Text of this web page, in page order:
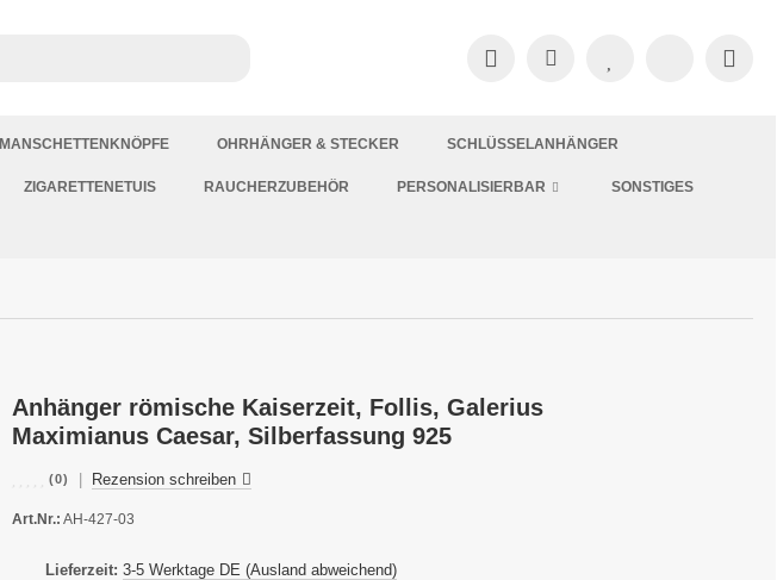
MANSCHETTENKNÖPFE OHRHÄNGER & STECKER SCHLÜSSELANHÄNGER
ZIGARETTENETUIS RAUCHERZUBEHÖR PERSONALISIERBAR SONSTIGES
Anhänger römische Kaiserzeit, Follis, Galerius
Maximianus Caesar, Silberfassung 925
(0) Rezension schreiben
Art.Nr.: AH-427-03
Lieferzeit: 3-5 Werktage DE (Ausland abweichend)